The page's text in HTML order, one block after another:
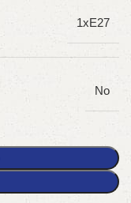
1xE27
No